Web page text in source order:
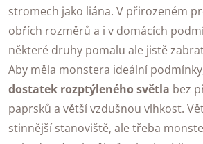
stromech jako liána. V přirozeném
obřích rozměrů a i v domácích
některé druhy pomalu ale jistě
Aby měla monstera ideální
dostatek rozptýleného světla bez
paprsků a větší vzdušnou vlhkost.
stinnější stanoviště, ale třeba